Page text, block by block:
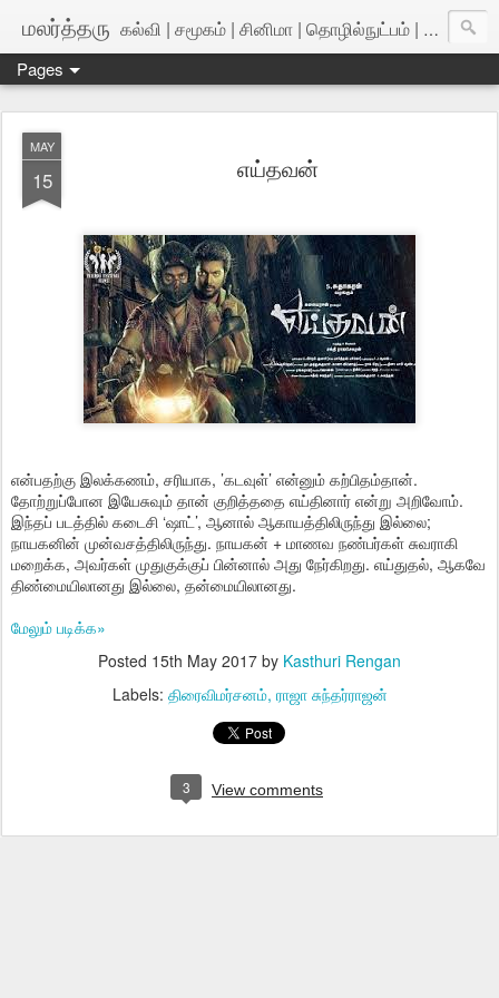
மலர்த்தரு கல்வி | சமூகம் | சினிமா | தொழில்நுட்பம் | அறிவியல்
Pages
MAY
15 எய்தவன்
என்பதற்கு இலக்கணம், சரியாக, ’கடவுள்’ என்னும் கற்பிதம்தான்.
தோற்றுப்போன இயேசுவும் தான் குறித்ததை எய்தினார் என்று அறிவோம்.
இந்தப் படத்தில் கடைசி ‘ஷாட்’, ஆனால் ஆகாயத்திலிருந்து இல்லை;
நாயகனின் முன்வசத்திலிருந்து. நாயகன் + மாணவ நண்பர்கள் சுவராகி
மறைக்க, அவர்கள் முதுகுக்குப் பின்னால் அது நேர்கிறது. எய்துதல், ஆகவே
திண்மையிலானது இல்லை, தன்மையிலானது.
மேலும் படிக்க»
Posted 15th May 2017 by Kasthuri Rengan
Labels: திரைவிமர்சனம் ராஜா சுந்தர்ராஜன்
3 View comments